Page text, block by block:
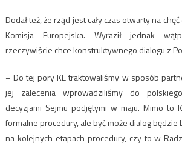
Dodał też, że rząd jest cały czas otwarty na
Komisja Europejska. Wyraził jednak
rzeczywiście chce konstruktywnego dialogu z
– Do tej pory KE traktowaliśmy w sposób
jej zalecenia wprowadziliśmy do
decyzjami Sejmu podjętymi w maju. Mimo to
formalne procedury, ale być może dialog
na kolejnych etapach procedury, czy to w